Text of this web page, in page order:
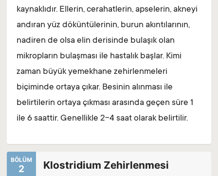
kaynaklıdır. Ellerin, cerahatlerin, apselerin, akneyi
andıran yüz döküntülerinin, burun akıntılarının,
nadiren de olsa elin derisinde bulaşık olan
mikropların bulaşması ile hastalık başlar. Kimi
zaman büyük yemekhane zehirlenmeleri
biçiminde ortaya çıkar. Besinin alınması ile
belirtilerin ortaya çıkması arasında geçen süre 1
ile 6 saattir. Genellikle 2-4 saat olarak belirtilir.
BÖLÜM
2 Klostridium Zehirlenmesi